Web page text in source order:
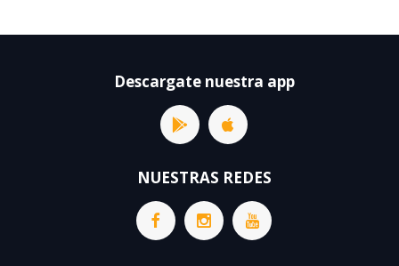
Descargate nuestra app
NUESTRAS REDES